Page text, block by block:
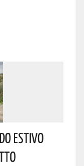
Estivo